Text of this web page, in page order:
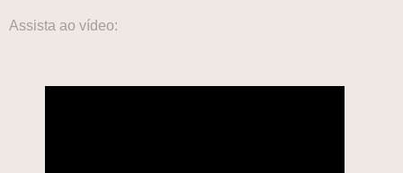
Assista ao vídeo: